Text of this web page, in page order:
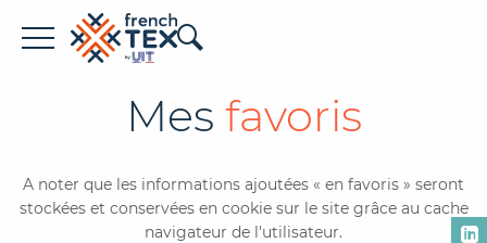
Offres d'emploi
Métiers
Mes favoris
A noter que les informations ajoutées « en favoris » seront
stockées et conservées en cookie sur le site grâce au cache
navigateur de l'utilisateur.